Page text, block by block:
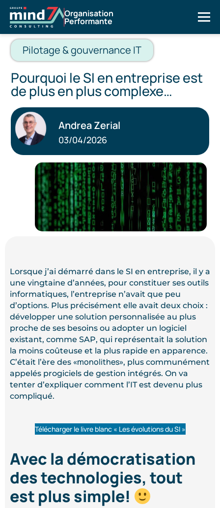
Organisation
Performante
Pilotage & gouvernance IT
Pourquoi le SI en entreprise est
de plus en plus complexe…
Andrea Zerial
03/04/2026
Lorsque j’ai démarré dans le SI en entreprise, il y a
une vingtaine d’années, pour constituer ses outils
informatiques, l’entreprise n’avait que peu
d’options. Plus précisément elle avait deux choix :
développer une solution personnalisée au plus
proche de ses besoins ou adopter un logiciel
existant, comme SAP, qui représentait la solution
la moins coûteuse et la plus rapide en apparence.
C’était l’ère des «monolithes», plus communément
appelés progiciels de gestion intégrés. On va
tenter d’expliquer comment l’IT est devenu plus
compliqué.
Télécharger le livre blanc « Les évolutions du SI »
Avec la démocratisation
des technologies, tout
est plus simple!